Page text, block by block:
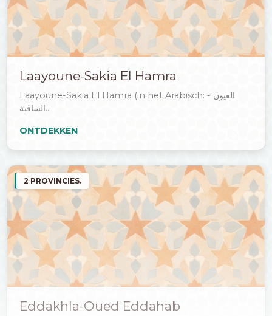
Laayoune-Sakia El Hamra
Laayoune-Sakia El Hamra (in het Arabisch: العيون -
الساقية...
ONTDEKKEN
2 PROVINCIES.
Eddakhla-Oued Eddahab